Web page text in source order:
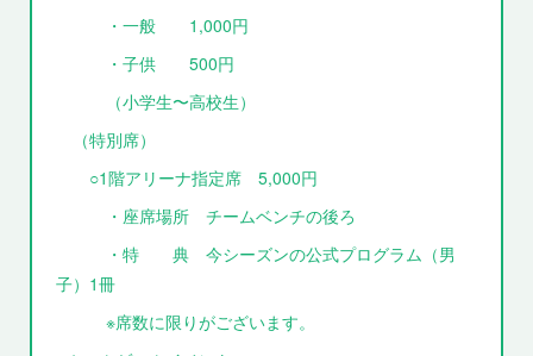
・一般 1,000円
・子供 500円
（小学生〜高校生）
（特別席）
○1階アリーナ指定席 5,000円
・座席場所 チームベンチの後ろ
・特 典 今シーズンの公式プログラム（男
子）1冊
※席数に限りがございます。